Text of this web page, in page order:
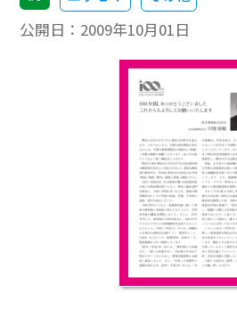
公開日： 2009年10月01日